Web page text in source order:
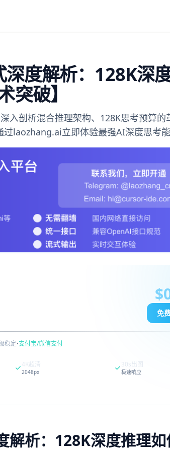
度解析：128K深
破】
剖析混合推理架构、128K思考预算的
laozhang.ai立即体验最强AI深度思考能
免
稳定·支付宝/微信支付
4K超清
2048px
30s出图
极速响应
析：128K深度推理如